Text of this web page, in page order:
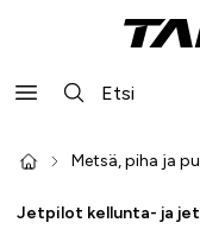
Metsä, piha ja
Jetpilot kellunta- ja